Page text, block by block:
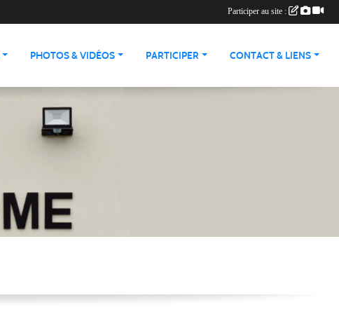
PHOTOS & VIDÉOS PARTICIPER CONTACT & LIENS
Participer au site :